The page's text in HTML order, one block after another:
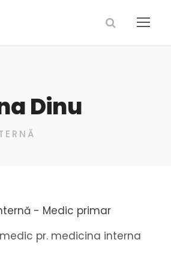
Dinu
- Medic primar
pr. medicina interna